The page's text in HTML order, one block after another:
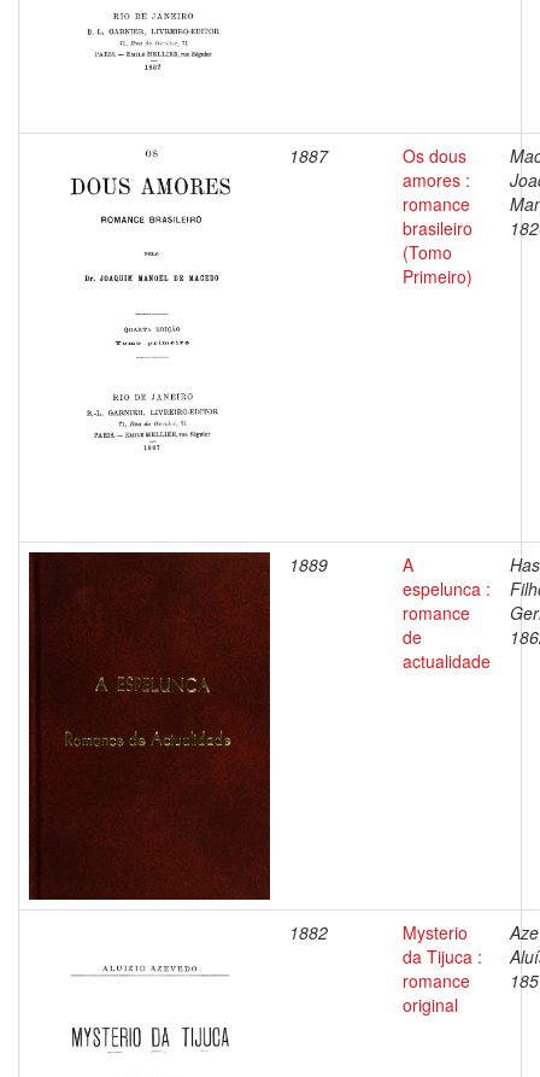
1887
Os dous
amores :
romance
brasileiro
(Tomo
Primeiro)
1889
A
espelunca :
romance
de
actualidade
1882
Mysterio
da Tijuca :
romance
original